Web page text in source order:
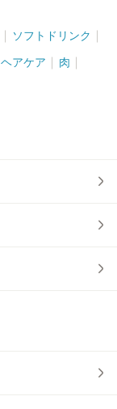
ソフトドリンク
ヘアケア 肉